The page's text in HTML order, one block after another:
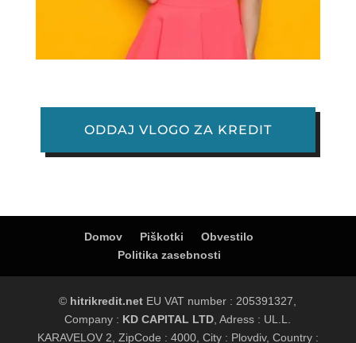
ODDAJ VLOGO ZA KREDIT
Domov Piškotki
Obvestilo
Politika zasebnosti
© hitrikredit.net EU VAT number : 205391327,
Company : KD CAPITAL LTD, Adress : UL.L.
KARAVELOV 2, ZipCode : 4000, City : Plovdiv, Country :